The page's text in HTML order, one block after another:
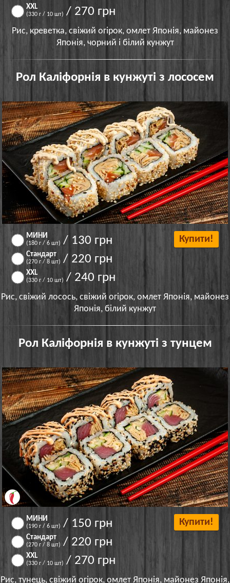
XXL
(330 г / 10 шт) / 270 грн
Рис, креветка, свіжий огірок, омлет Японія, майонез
Японія, чорний і білий кунжут
Рол Каліфорнія в кунжуті з лососем
МИНИ
(180 г / 6 шт) / 130 грн
Стандарт
(270 г / 8 шт) / 220 грн
XXL
(330 г / 10 шт) / 240 грн
Купити!
Рис, свіжий лосось, свіжий огірок, омлет Японія, майонез
Японія, білий кунжут
Рол Каліфорнія в кунжуті з тунцем
МИНИ
(190 г / 6 шт) / 150 грн
Стандарт
(270 г / 8 шт) / 220 грн
XXL
(330 г / 10 шт) / 270 грн
Купити!
Рис, тунець, свіжий огірок, омлет Японія, майонез Японія,